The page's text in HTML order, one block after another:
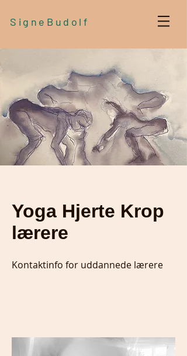
SigneBudolf
Yoga Hjerte Krop
lærere
Kontaktinfo for uddannede lærere